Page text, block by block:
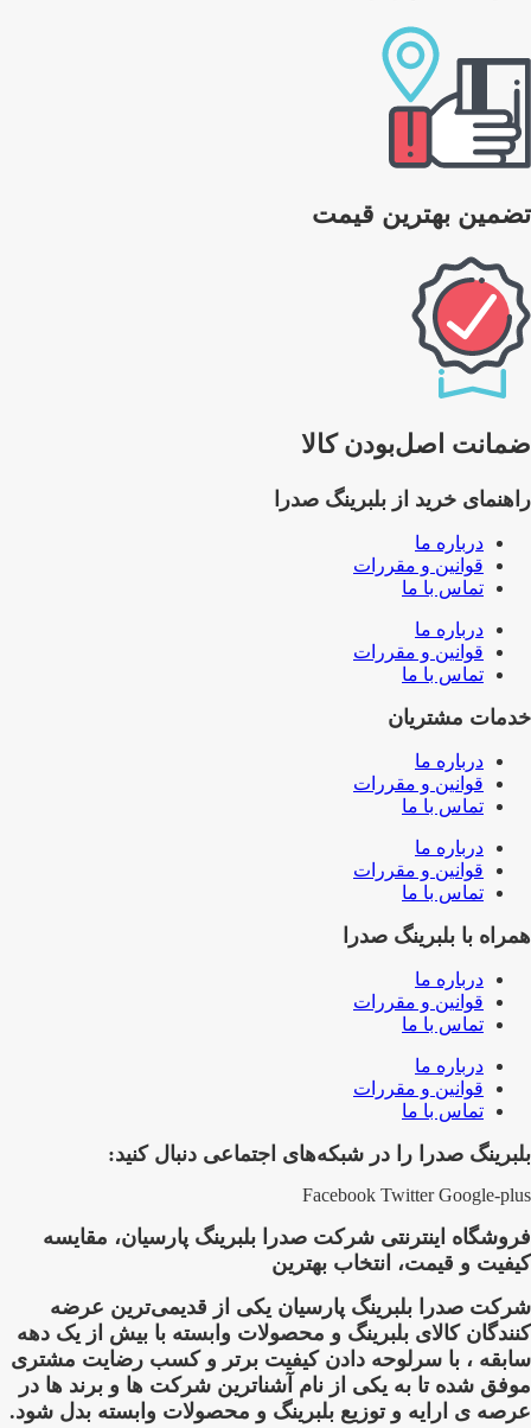
تضمین بهترین قیمت
ضمانت اصل‌بودن کالا
راهنمای خرید از بلبرینگ صدرا
درباره ما
قوانین و مقررات
تماس با ما
درباره ما
قوانین و مقررات
تماس با ما
خدمات مشتریان
درباره ما
قوانین و مقررات
تماس با ما
درباره ما
قوانین و مقررات
تماس با ما
همراه با بلبرینگ صدرا
درباره ما
قوانین و مقررات
تماس با ما
درباره ما
قوانین و مقررات
تماس با ما
بلبرینگ صدرا را در شبکه‌های اجتماعی دنبال کنید:
Facebook Twitter Google-plus
فروشگاه اینترنتی شرکت صدرا بلبرینگ پارسیان، مقایسه
کیفیت و قیمت، انتخاب بهترین
شرکت صدرا بلبرینگ پارسیان یکی از قدیمی‌ترین عرضه
کنندگان کالای بلبرینگ و محصولات وابسته با بیش از یک دهه
سابقه ، با سرلوحه دادن کیفیت برتر و کسب رضایت مشتری
موفق شده تا به یکی از نام آشناترین شرکت ها و برند ها در
عرصه ی ارایه و توزیع بلبرینگ و محصولات وابسته بدل شود.